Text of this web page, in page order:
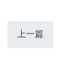
上一篇